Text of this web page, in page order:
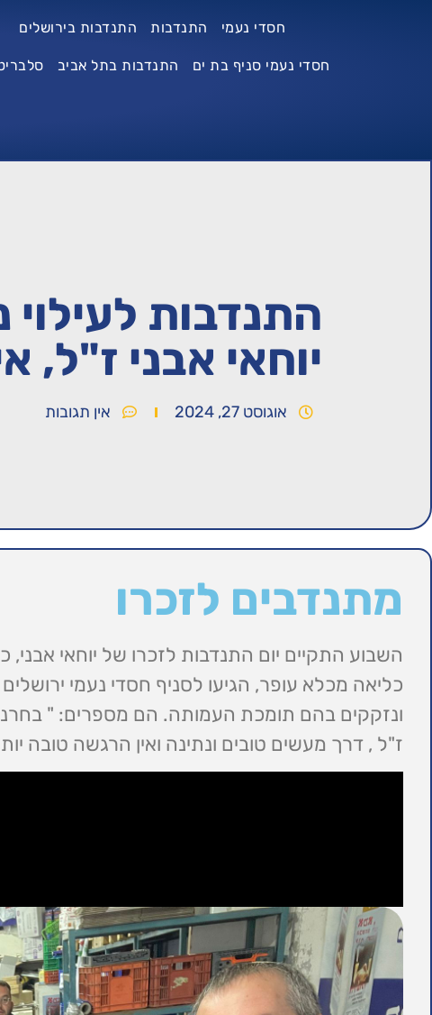
חסדי נעמי התנדבות התנדבות בירושלים
חסדי נעמי סניף בת ים התנדבות בתל אביב
התנדבות
יוחאי אבני ז"ל,
אוגוסט 27, 2024 אין תגובות
מתנדבים לזכרו
השבוע התקיים יום התנדבות לזכרו של יוחאי אבני,
כליאה מכלא עופר, הגיעו לסניף חסדי נעמי
ונזקקים בהם תומכת העמותה. הם מספרים: "
ז"ל , דרך מעשים טובים ונתינה ואין הרגשה טובה